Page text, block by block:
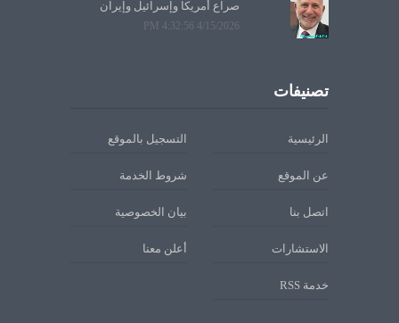
صراع أمريكا وإسرائيل وإيران
4/15/2026 4:32:56 PM
تصنيفات
الرئيسية التسجيل بالموقع
عن الموقع شروط الخدمة
اتصل بنا بيان الخصوصية
الاستشارات أعلن معنا
خدمة RSS